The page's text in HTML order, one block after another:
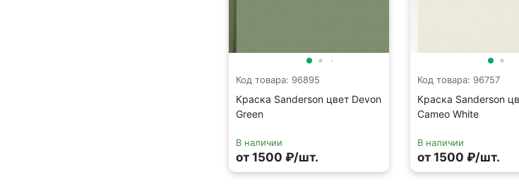
Код товара: 96895
Краска Sanderson цвет Devon
Green
В наличии
от 1500 ₽/шт.
Код товара: 96757
Краска Sanderson
Cameo White
В наличии
от 1500 ₽/шт.